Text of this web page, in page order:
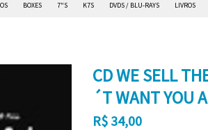
BOXES 7"S K7S DVDS / BLU-RAYS LIVROS
CD WE SELL
´T WANT YOU
R$ 34,00